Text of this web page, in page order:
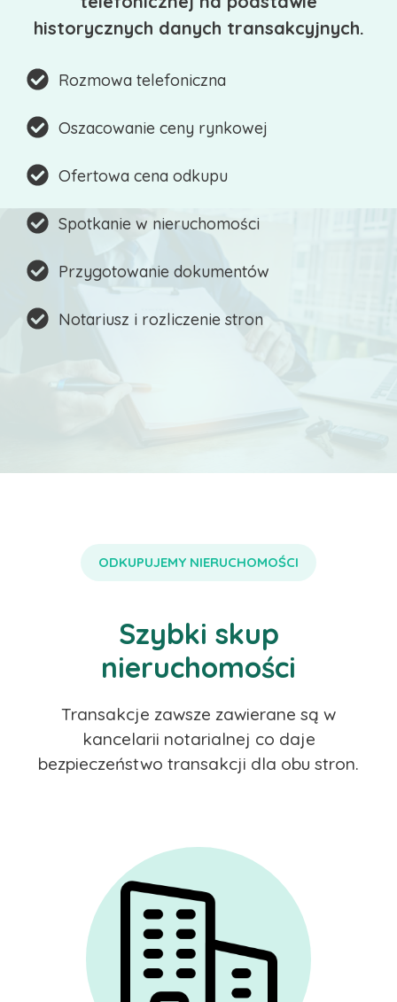
historycznych danych transakcyjnych.
Rozmowa telefoniczna
Oszacowanie ceny rynkowej
Ofertowa cena odkupu
Spotkanie w nieruchomości
Przygotowanie dokumentów
Notariusz i rozliczenie stron
ODKUPUJEMY NIERUCHOMOŚCI
Szybki skup
nieruchomości
Transakcje zawsze zawierane są w
kancelarii notarialnej co daje
bezpieczeństwo transakcji dla obu stron.